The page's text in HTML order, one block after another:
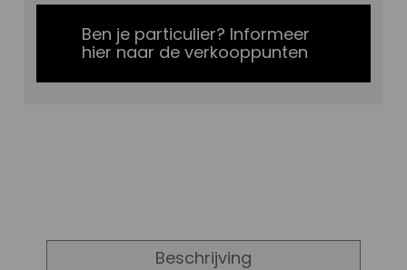
Ben je particulier? Informeer
hier naar de verkooppunten
Beschrijving